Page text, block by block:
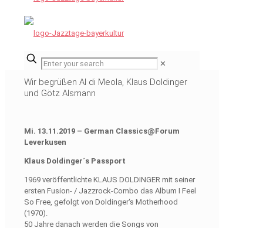
✕
Wir begrüßen Al di Meola, Klaus Doldinger
und Götz Alsmann
Mi. 13.11.2019 – German Classics@Forum
Leverkusen
Klaus Doldinger´s Passport
1969 veröffentlichte KLAUS DOLDINGER mit seiner
ersten Fusion- / Jazzrock-Combo das Album I Feel
So Free, gefolgt von Doldinger‘s Motherhood
(1970).
50 Jahre danach werden die Songs von